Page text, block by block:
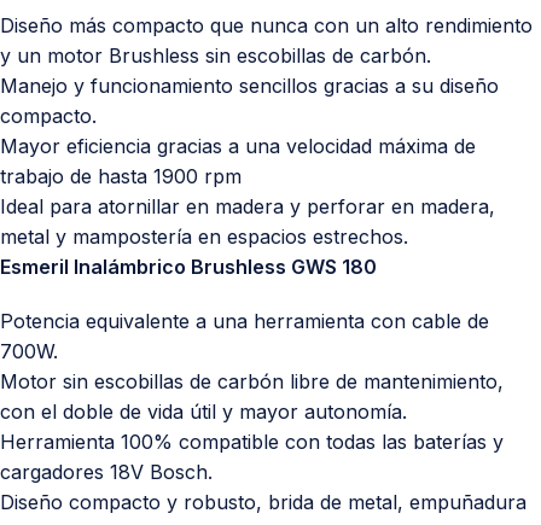
Diseño más compacto que nunca con un alto rendimiento
y un motor Brushless sin escobillas de carbón.
Manejo y funcionamiento sencillos gracias a su diseño
compacto.
Mayor eficiencia gracias a una velocidad máxima de
trabajo de hasta 1900 rpm
Ideal para atornillar en madera y perforar en madera,
metal y mampostería en espacios estrechos.
Esmeril Inalámbrico Brushless GWS 180
Potencia equivalente a una herramienta con cable de
700W.
Motor sin escobillas de carbón libre de mantenimiento,
con el doble de vida útil y mayor autonomía.
Herramienta 100% compatible con todas las baterías y
cargadores 18V Bosch.
Diseño compacto y robusto, brida de metal, empuñadura